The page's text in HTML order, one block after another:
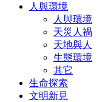
人與環境
人與環境
天災人禍
天地與人
生態環境
其它
生命探索
文明新見